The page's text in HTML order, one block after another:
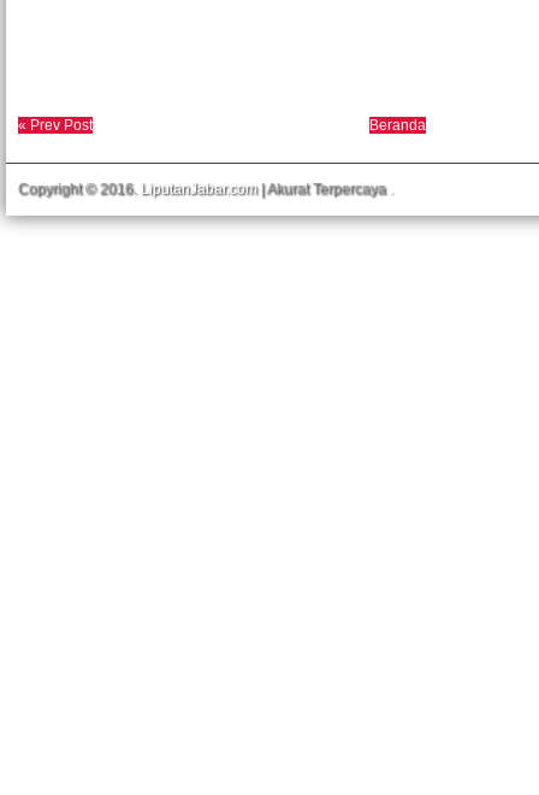
« Prev Post Beranda
Copyright © 2016. LiputanJabar.com| Akurat Terpercaya